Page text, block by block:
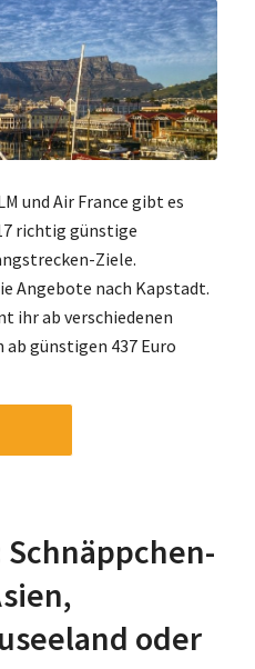
und Air France gibt es
richtig günstige
Ziele.
Angebote nach Kapstadt.
ihr ab verschiedenen
günstigen 437 Euro
oder